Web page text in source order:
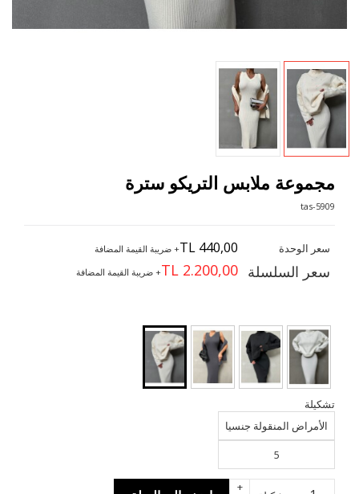
مجموعة ملابس التريكو سترة
5909-tas
سعر الوحدة TL 440,00+ ضريبة القيمة المضافة
سعر السلسلة TL 2.200,00+ ضريبة القيمة المضافة
تشكيلة
الأمراض المنقولة جنسيا
5
+